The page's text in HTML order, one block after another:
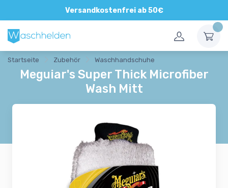
Versandkostenfrei ab 50€
Startseite Zubehör Waschhandschuhe
Meguiar's Super Thick Microfiber
Wash Mitt